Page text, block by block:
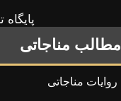
مطالب مناجاتی
روایات مناجاتی